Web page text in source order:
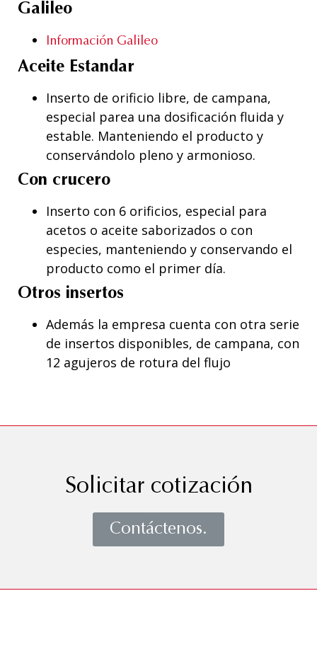
Galileo
Información Galileo
Aceite Estandar
Inserto de orificio libre, de campana,
especial parea una dosificación fluida y
estable. Manteniendo el producto y
conservándolo pleno y armonioso.
Con crucero
Inserto con 6 orificios, especial para
acetos o aceite saborizados o con
especies, manteniendo y conservando el
producto como el primer día.
Otros insertos
Además la empresa cuenta con otra serie
de insertos disponibles, de campana, con
12 agujeros de rotura del flujo
Solicitar cotización
Contáctenos.